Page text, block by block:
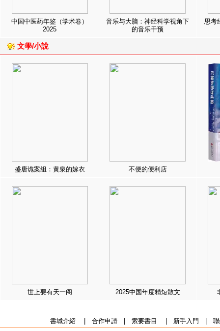
中国中医药年鉴（学术卷）
2025
音乐与大脑：神经科学视角下
的音乐干预
思考
文學/小說
盛唐诡案组：黄泉的嫁衣 不便的便利店
世上要有天一阁 2025中国年度精短散文
書城介紹 合作申請| 索要書目 新手入門